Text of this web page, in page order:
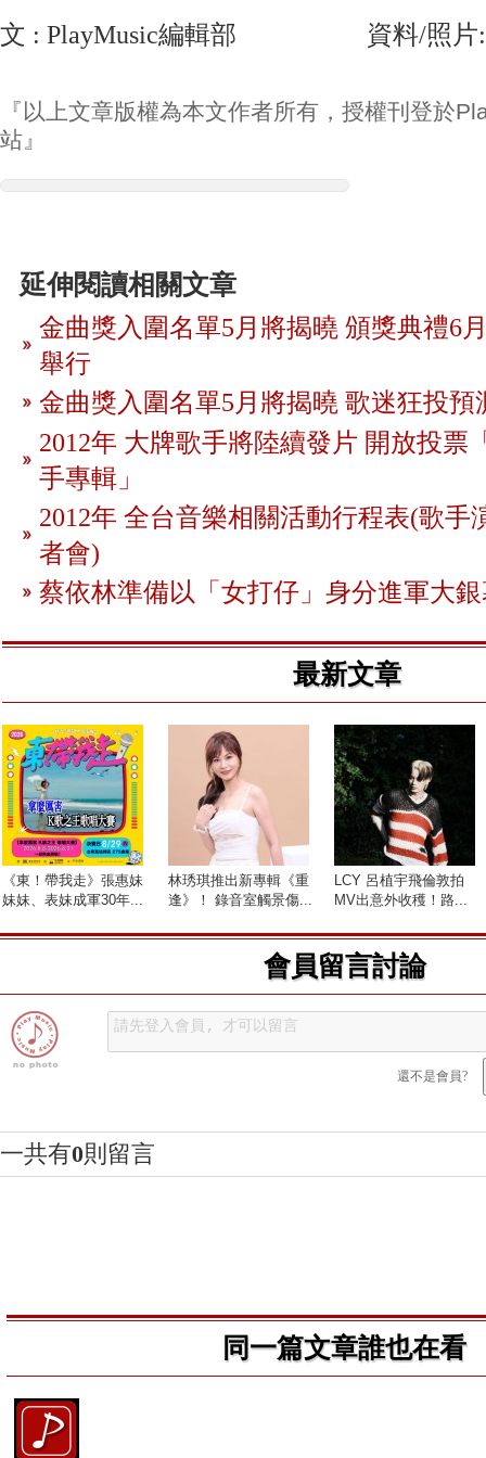
文 : PlayMusic編輯部 資料/照片:
『以上文章版權為本文作者所有，授權刊登於
站』
延伸閱讀相關文章
金曲獎入圍名單5月將揭曉 頒獎典禮6
舉行
金曲獎入圍名單5月將揭曉 歌迷狂投預
2012年 大牌歌手將陸續發片 開放投票
手專輯」
2012年 全台音樂相關活動行程表(歌手
者會)
蔡依林準備以「女打仔」身分進軍大
最新文章
《東！帶我走》張惠妹
妹妹、表妹成軍30年...
林琇琪推出新專輯《重
逢》！ 錄音室觸景傷...
LCY 呂植宇飛倫敦拍
MV出意外收穫！路...
會員留言討論
還不是會員?
一共有0則留言
同一篇文章誰也在看